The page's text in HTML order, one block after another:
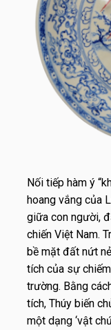
Nối tiếp hàm ý
hoang vắng của
giữa con người,
chiến Việt Nam.
bề mặt đất nứt
tích của sự
trường. Bằng
tích, Thúy biến
một dạng ‘vật